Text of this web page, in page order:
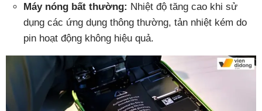
Máy nóng bất thường: Nhiệt độ tăng cao khi sử
dụng các ứng dụng thông thường, tản nhiệt kém do
pin hoạt động không hiệu quả.